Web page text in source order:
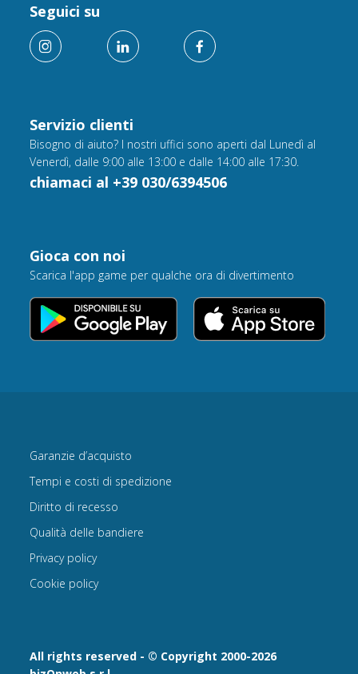
Servizio clienti
Bisogno di aiuto? I nostri uffici sono aperti dal Lunedì al
Venerdì, dalle 9:00 alle 13:00 e dalle 14:00 alle 17:30.
chiamaci al +39 030/6394506
Seguici su
Gioca con noi
Scarica l'app game per qualche ora di divertimento
All rights reserved - © Copyright 2000-2026
Garanzie d’acquisto
Tempi e costi di spedizione
Diritto di recesso
Qualità delle bandiere
Privacy policy
Cookie policy